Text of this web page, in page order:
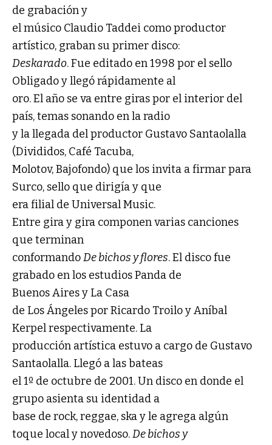
de grabación y
el músico Claudio Taddei como productor
artístico, graban su primer disco:
Deskarado. Fue editado en 1998 por el sello
Obligado y llegó rápidamente al
oro. El año se va entre giras por el interior del
país, temas sonando en la radio
y la llegada del productor Gustavo Santaolalla
(Divididos, Café Tacuba,
Molotov, Bajofondo) que los invita a firmar para
Surco, sello que dirigía y que
era filial de Universal Music.
Entre gira y gira componen varias canciones
que terminan
conformandoDe bichos y flores. El disco fue
grabado en los estudios Panda de
Buenos Aires y La Casa
de Los Ángeles por Ricardo Troilo y Aníbal
Kerpel respectivamente. La
producción artística estuvo a cargo de Gustavo
Santaolalla. Llegó a las bateas
el 1º de octubre de 2001. Un disco en donde el
grupo asienta su identidad a
base de rock, reggae, ska y le agrega algún
toque local y novedoso.De bichos y